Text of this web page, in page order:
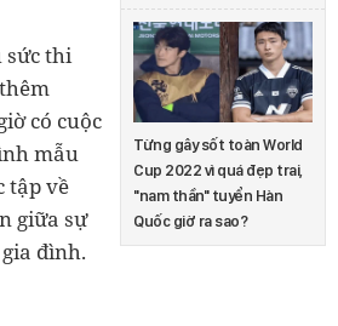
Từng gây sốt toàn World
Cup 2022 vì quá đẹp trai,
"nam thần" tuyển Hàn
Quốc giờ ra sao?
sức thi
có cuộc
mẫu
tập về
giữa sự
đình.